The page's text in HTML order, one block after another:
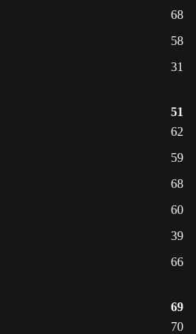
68
58
31
51
62
59
68
60
39
66
69
70